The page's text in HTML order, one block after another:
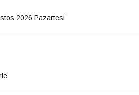
2026 Pazartesi